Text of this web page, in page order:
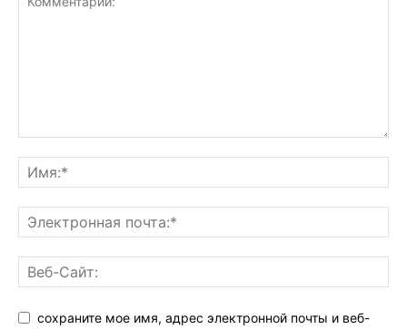
сохраните мое имя, адрес электронной почты и веб-